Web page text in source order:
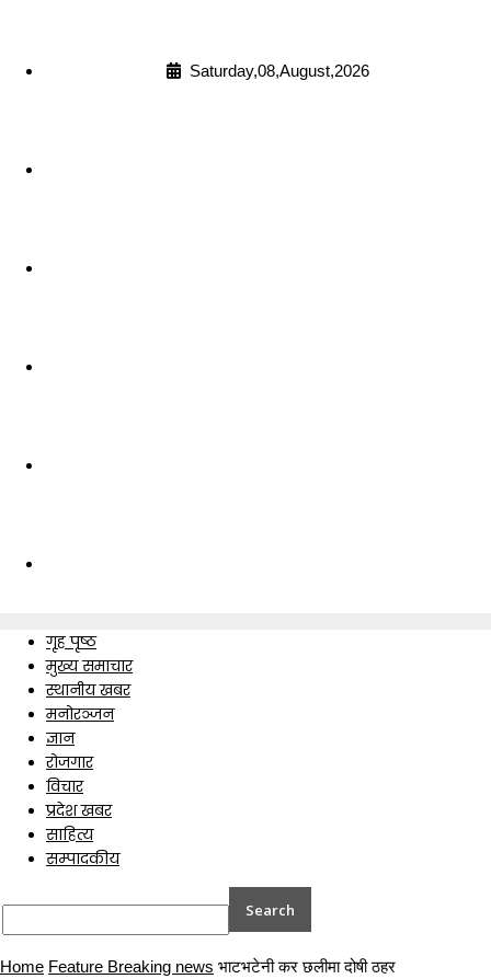
Saturday,08,August,2026
गृह पृष्ठ
मुख्य समाचार
स्थानीय खबर
मनोरञ्जन
ज्ञान
रोजगार
विचार
प्रदेश खबर
साहित्य
सम्पादकीय
Home Feature Breaking news भाटभटेनी कर छलीमा दोषी ठहर